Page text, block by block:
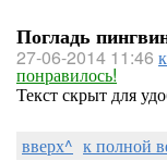
Погладь
27-06-2014 11:46
понравилось!
Текст скрыт для
вверх^ к полной